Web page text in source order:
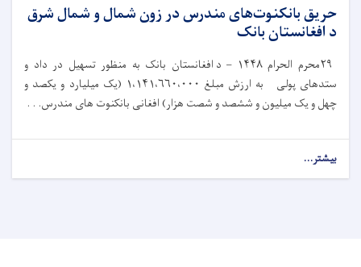
حریق بانکنوت‌های مندرس در زون شمال و شمال شرق
د افغانستان بانک
۲۹محرم الحرام۱۴۴۸ –
د افغانستان بانک به‌ منظور تسهیل در داد و
ستدهای پولی به ارزش مبلغ ۱،۱۴۱،۶۶۰،۰۰۰ ( یک میلیارد و یکصد و
چهل و یک میلیون و ششصد و شصت هزار) افغانی بانکنوت های مندرس. . .
بیشتر...